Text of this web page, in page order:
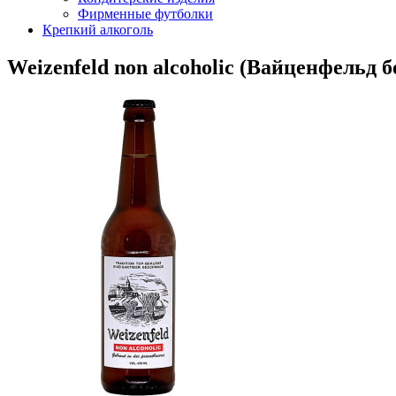
Фирменные футболки
Крепкий алкоголь
Weizenfeld non alcoholic (Вайценфельд